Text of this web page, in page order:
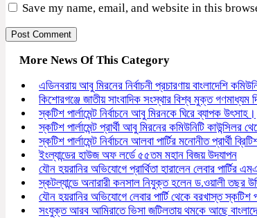
Save my name, email, and website in this
More News Of This Category
এডিনবরায় আবু মিরনের নির্বাচনী প্রচারণায় বাংলাদেশি
কিশোরগঞ্জে জাতীয় সাংবাদিক সংস্থার বিশ্ব মুক্ত গণমাধ্যম
স্কটিশ পার্লামেন্ট নির্বাচনে আবু মিরনকে ঘিরে ব্যাপক উৎসাহ।
স্কটিশ পার্লামেন্ট প্রার্থী আবু মিরনের কমিউনিটি কাউন্সিলর
স্কটিশ পার্লামেন্ট নির্বাচনে আলবা পার্টির মনোনীত প্রার্থী
ইংল্যান্ডের হাউজ অফ লর্ডে ৫৫তম মহান বিজয় উদযাপন
যৌন হয়রানির অভিযোগে প্রার্থিতা হারালেন লেবার পার্টির
স্কটল্যান্ডে অনারারী কনসাল নিযুক্ত হলেন ড.ওয়ালী তছর
যৌন হয়রানির অভিযোগে লেবার পার্টি থেকে বরখাস্ত স্কটিশ
সংযুক্ত আরব আমিরাতে ভিসা জটিলতায় থমকে আছে